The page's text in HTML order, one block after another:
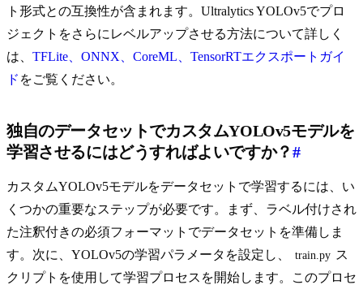
ト形式との互換性が含まれます。Ultralytics YOLOv5でプロ
ジェクトをさらにレベルアップさせる方法について詳しく
は、 TFLite、ONNX、CoreML、TensorRTエクスポートガイ
ド をご覧ください。
独自のデータセットでカスタムYOLOv5モデルを
学習させるにはどうすればよいですか？#
カスタムYOLOv5モデルをデータセットで学習するには、い
くつかの重要なステップが必要です。まず、ラベル付けされ
た注釈付きの必須フォーマットでデータセットを準備しま
す。次に、YOLOv5の学習パラメータを設定し、
train.py ス
クリプトを使用して学習プロセスを開始します。このプロセ